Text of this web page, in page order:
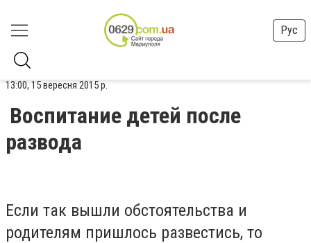
Рус
13:00, 15 вересня 2015 р.
Воспитание детей после
развода
Если так вышли обстоятельства и
родителям пришлось развестись, то